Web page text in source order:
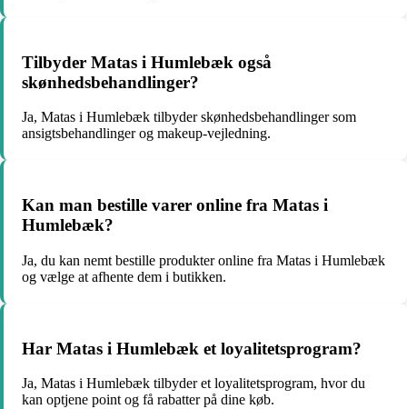
Tilbyder Matas i Humlebæk også
skønhedsbehandlinger?
Ja, Matas i Humlebæk tilbyder skønhedsbehandlinger som
ansigtsbehandlinger og makeup-vejledning.
Kan man bestille varer online fra Matas i
Humlebæk?
Ja, du kan nemt bestille produkter online fra Matas i Humlebæk
og vælge at afhente dem i butikken.
Har Matas i Humlebæk et loyalitetsprogram?
Ja, Matas i Humlebæk tilbyder et loyalitetsprogram, hvor du
kan optjene point og få rabatter på dine køb.